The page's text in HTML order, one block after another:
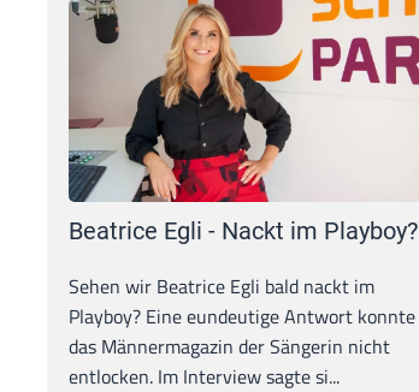
Beatrice Egli - Nackt im Playboy?
Sehen wir Beatrice Egli bald nackt im
Playboy? Eine eundeutige Antwort konnte
das Männermagazin der Sängerin nicht
entlocken. Im Interview sagte si...